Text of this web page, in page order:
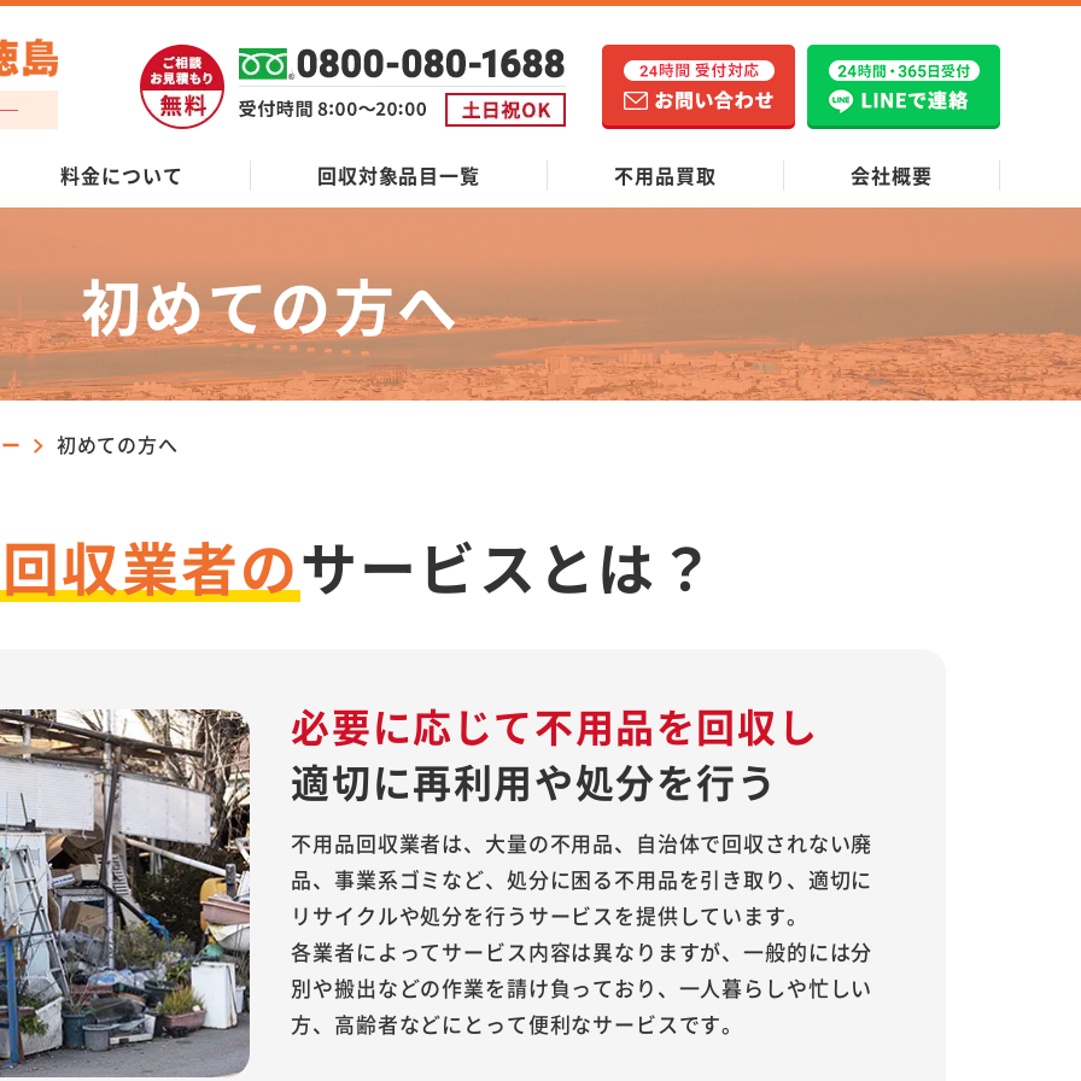
料金について 回収対象品目一覧 不用品買取 会社概要
初めての方へ
初めての方へ
収業者のサービスとは？
必要に応じて不用品を回収し
適切に再利用や処分を行う
不用品回収業者は、大量の不用品、自治体で回収されない廃
品、事業系ゴミなど、処分に困る不用品を引き取り、適切に
リサイクルや処分を行うサービスを提供しています。
各業者によってサービス内容は異なりますが、一般的には分
別や搬出などの作業を請け負っており、一人暮らしや忙しい
方、高齢者などにとって便利なサービスです。